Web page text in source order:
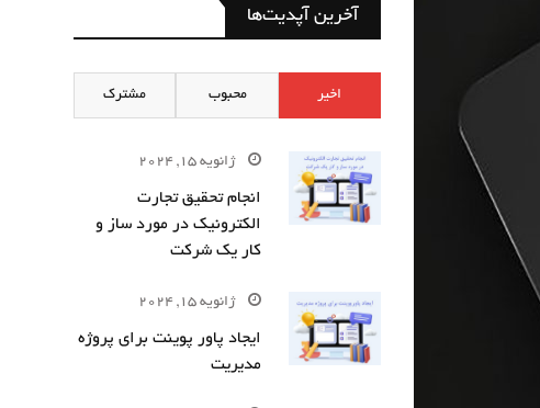
آخرین آپدیت‌ها
اخیر محبوب مشترک
ژانویه 15, 2024
انجام تحقیق تجارت
الکترونیک در مورد ساز و
کار یک شرکت
ژانویه 15, 2024
ایجاد پاور پوینت برای پروژه
مدیریت